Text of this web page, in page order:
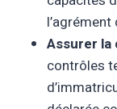
Assurer
contrôles